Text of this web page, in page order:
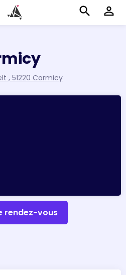
search perm_identity
, 51220 Cormicy
rendez-vous